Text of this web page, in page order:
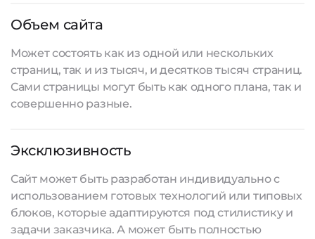
Объем сайта
Может состоять как из одной или нескольких
страниц, так и из тысяч, и десятков тысяч страниц.
Сами страницы могут быть как одного плана, так и
совершенно разные.
Эксклюзивность
Сайт может быть разработан индивидуально с
использованием готовых технологий или типовых
блоков, которые адаптируются под стилистику и
задачи заказчика. А может быть полностью